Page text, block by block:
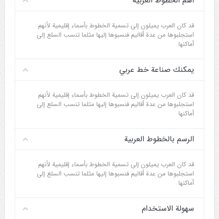
قد كان العرب يميلون إلى تسمية الخطوط بأسماء إقليمية لأنهم
استجلبوها من عدة أقاليم فنسبوها إليها مثلما تنسب السلع إلى
أماكنها
يمكنك صناعة خط عربي
قد كان العرب يميلون إلى تسمية الخطوط بأسماء إقليمية لأنهم
استجلبوها من عدة أقاليم فنسبوها إليها مثلما تنسب السلع إلى
أماكنها
الرسم بالخطوط العربية
قد كان العرب يميلون إلى تسمية الخطوط بأسماء إقليمية لأنهم
استجلبوها من عدة أقاليم فنسبوها إليها مثلما تنسب السلع إلى
أماكنها
سهولة الاستخدام